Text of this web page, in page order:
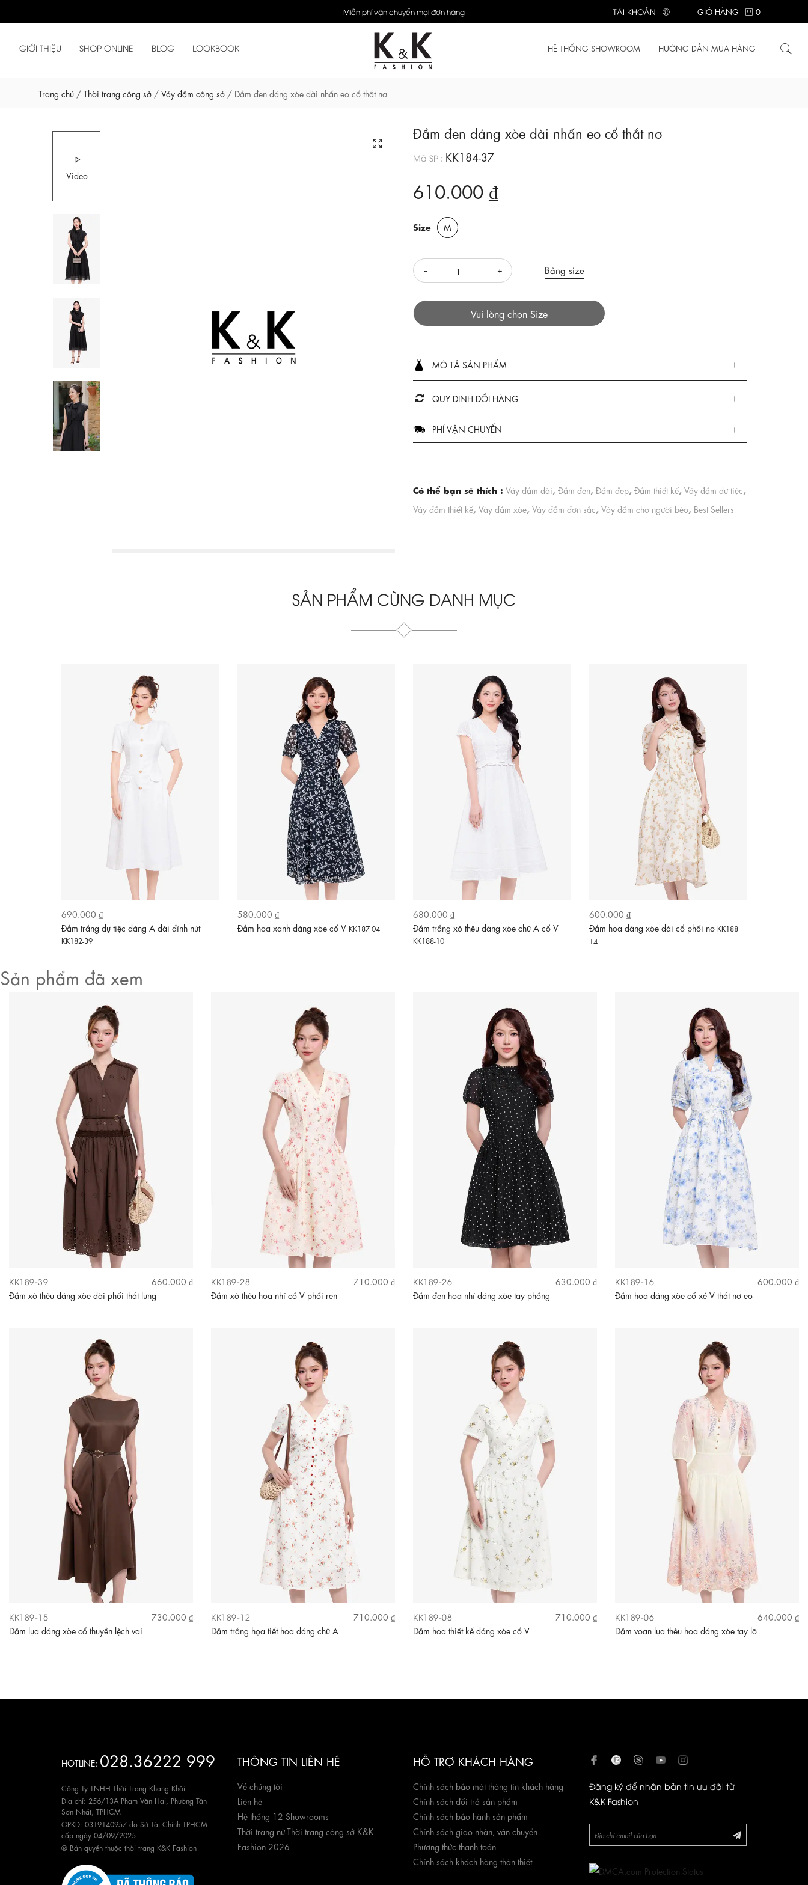
Miễn phí vận chuyển mọi đơn hàng TÀI KHOẢN GIỎ HÀNG 0
GIỚI THIỆU SHOP ONLINE BLOG LOOKBOOK HỆ THỐNG SHOWROOM HƯỚNG DẪN MUA HÀNG
Trang chủ / Thời trang công sở / Váy đầm công sở / Đầm đen dáng xòe dài nhấn eo cổ thắt nơ
Video
Video
Đầm đen dáng xòe dài nhấn eo cổ thắt nơ
Mã SP : KK184-37
610.000 ₫
Size M
Bảng size
Vui lòng chọn Size
MÔ TẢ SẢN PHẨM
QUY ĐỊNH ĐỔI HÀNG
PHÍ VẬN CHUYỂN
Có thể bạn sẽ thích : Váy đầm dài, Đầm đen, Đầm đẹp, Đầm thiết kế, Váy đầm dự tiệc,
Váy đầm thiết kế, Váy đầm xòe, Váy đầm đơn sắc, Váy đầm cho người béo, Best Sellers
SẢN PHẨM CÙNG DANH MỤC
690.000 ₫
Đầm trắng dự tiệc dáng A dài đính nút
KK182-39
580.000 ₫
Đầm hoa xanh dáng xòe cổ V KK187-04
680.000 ₫
Đầm trắng xô thêu dáng xòe chữ A cổ V
KK188-10
600.000 ₫
Đầm hoa dáng xòe dài cổ phối nơ KK188-
14
Sản phẩm đã xem
KK189-39
660.000 ₫
Đầm xô thêu dáng xòe dài phối thắt lưng
KK189-28
710.000 ₫
Đầm xô thêu hoa nhí cổ V phối ren
KK189-26
630.000 ₫
Đầm đen hoa nhí dáng xòe tay phồng
KK189-16
600.000 ₫
Đầm hoa dáng xòe cổ xẻ V thắt nơ eo
KK189-15
730.000 ₫
Đầm lụa dáng xòe cổ thuyền lệch vai
KK189-12
710.000 ₫
Đầm trắng họa tiết hoa dáng chữ A
KK189-08
710.000 ₫
Đầm hoa thiết kế dáng xòe cổ V
KK189-06
640.000 ₫
Đầm voan lụa thêu hoa dáng xòe tay lỡ
HOTLINE: 028.36222 999
Công Ty TNHH Thời Trang Khang Khôi
Địa chỉ: 256/13A Phạm Văn Hai, Phường Tân
Sơn Nhất, TPHCM
GPKD: 0319140957 do Sở Tài Chính TPHCM
cấp ngày 04/09/2025
® Bản quyền thuộc thời trang K&K Fashion
THÔNG TIN LIÊN HỆ
Về chúng tôi
Liên hệ
Hệ thống 12 Showrooms
Thời trang nữ-Thời trang công sở K&K
Fashion 2026
HỖ TRỢ KHÁCH HÀNG
Chính sách bảo mật thông tin khách hàng
Chính sách đổi trả sản phẩm
Chính sách bảo hành sản phẩm
Chính sách giao nhận, vận chuyển
Phương thức thanh toán
Chính sách khách hàng thân thiết
Đăng ký để nhận bản tin ưu đãi từ
K&K Fashion